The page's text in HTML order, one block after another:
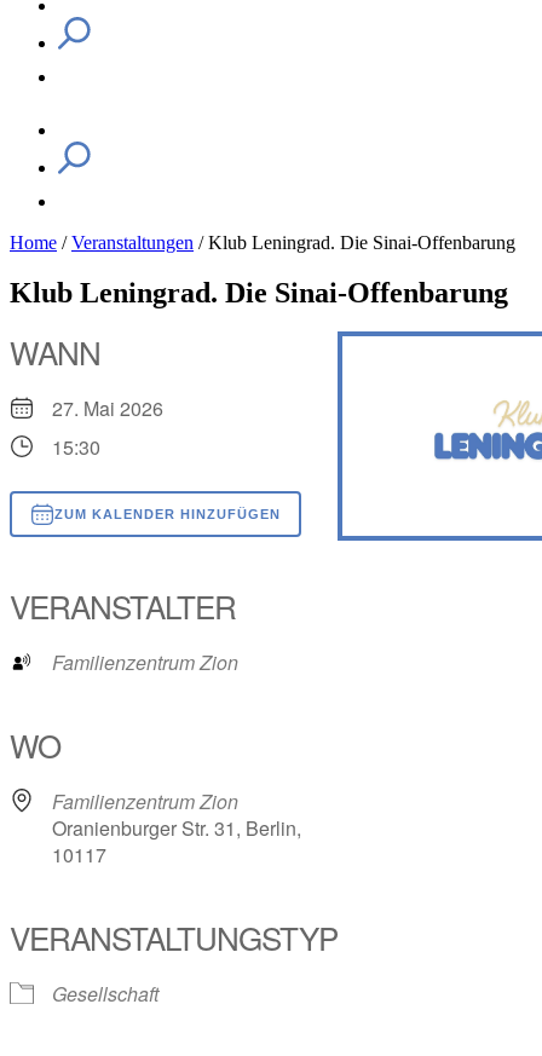
Home /Veranstaltungen /Klub Leningrad. Die Sinai-Offenbarung
Klub Leningrad. Die Sinai-Offenbarung
WANN
27. Mai 2026
15:30
ZUM KALENDER HINZUFÜGEN
VERANSTALTER
Familienzentrum Zion
WO
Familienzentrum Zion
Oranienburger Str. 31, Berlin,
10117
VERANSTALTUNGSTYP
Gesellschaft